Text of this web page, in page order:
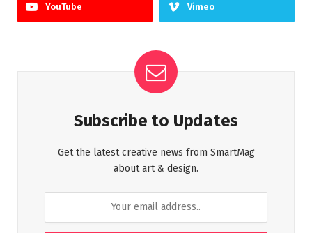
YouTube Vimeo
Subscribe to Updates
Get the latest creative news from SmartMag
about art & design.